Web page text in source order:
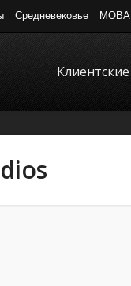
Средневековье MOBA
Клиентские